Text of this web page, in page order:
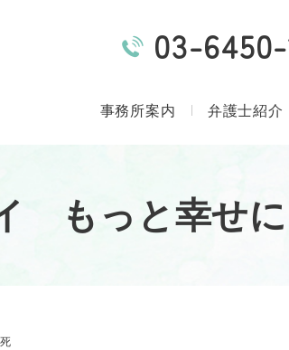
事務所案内 弁護士紹介
03-
もっと幸せに